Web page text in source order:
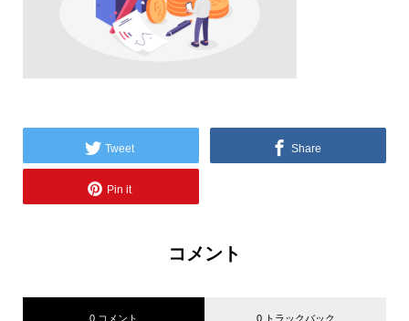
Tweet Share
Pin it
コメント
0 コメント 0 トラックバック